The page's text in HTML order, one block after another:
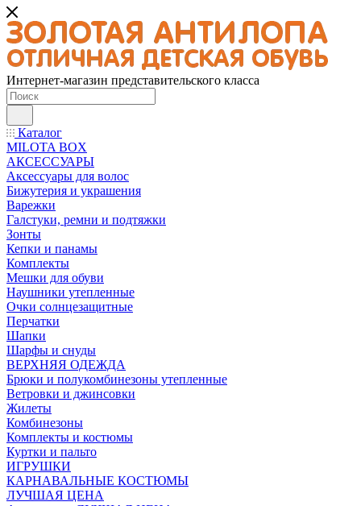
Интернет-магазин представительского класса
Каталог
MILOTA BOX
АКСЕССУАРЫ
Аксессуары для волос
Бижутерия и украшения
Варежки
Галстуки, ремни и подтяжки
Зонты
Кепки и панамы
Комплекты
Мешки для обуви
Наушники утепленные
Очки солнцезащитные
Перчатки
Шапки
Шарфы и снуды
ВЕРХНЯЯ ОДЕЖДА
Брюки и полукомбинезоны утепленные
Ветровки и джинсовки
Жилеты
Комбинезоны
Комплекты и костюмы
Куртки и пальто
ИГРУШКИ
КАРНАВАЛЬНЫЕ КОСТЮМЫ
ЛУЧШАЯ ЦЕНА